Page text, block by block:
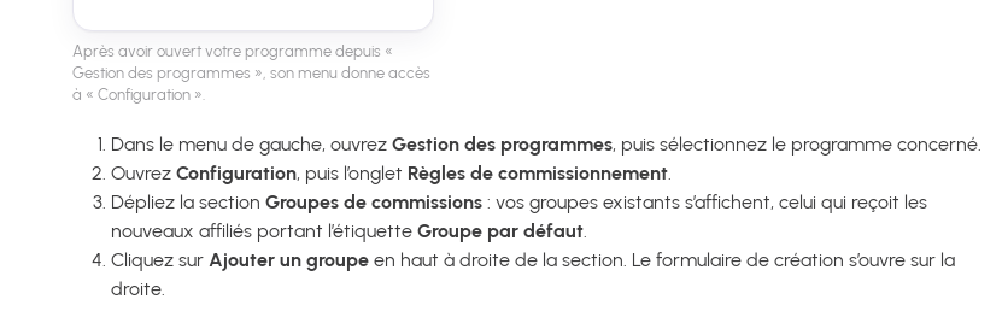
Après avoir ouvert votre programme depuis «
Gestion des programmes », son menu donne accès
à « Configuration ».
Dans le menu de gauche, ouvrez Gestion des programmes, puis sélectionnez le programme concerné.
Ouvrez Configuration, puis l’onglet Règles de commissionnement.
Dépliez la section Groupes de commissions : vos groupes existants s’affichent, celui qui reçoit les
nouveaux affiliés portant l’étiquette Groupe par défaut.
Cliquez sur Ajouter un groupe en haut à droite de la section. Le formulaire de création s’ouvre sur la
droite.